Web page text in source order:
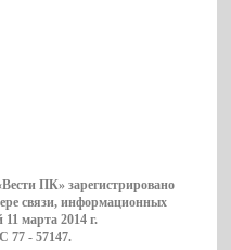
ПК» зарегистрировано
связи, информационных
марта 2014 г.
77 - 57147.